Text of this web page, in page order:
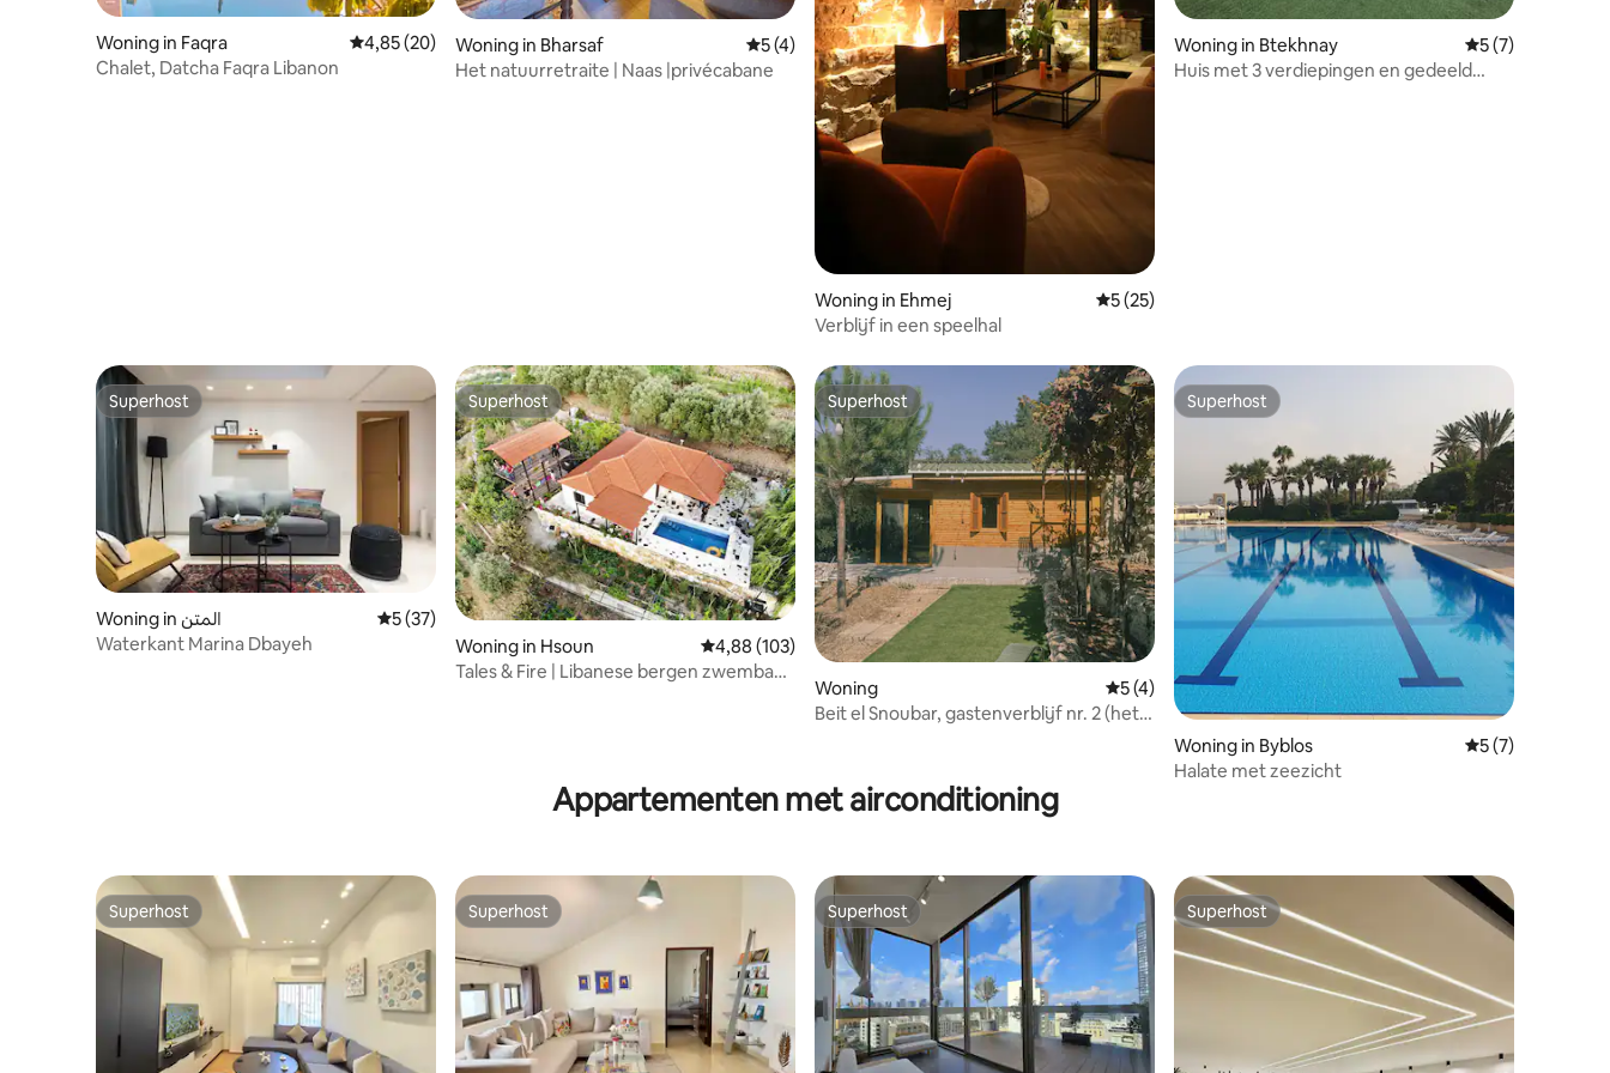
Woning in Faqra Gemiddelde beoordeling van 4,85 op 5, 20 recensies
4,85 (20)
Chalet, Datcha Faqra Libanon
Woning in Bharsaf Gemiddelde beoordeling van 5 op 5, 4 recensies
5 (4)
Het natuurretraite | Naas |privécabane
Woning in Ehmej Gemiddelde beoordeling van 5 op 5, 25 recensies
5 (25)
Verblijf in een speelhal
Woning in Btekhnay Gemiddelde
5 (7)
Huis met 3 verdiepingen en gedeeld
Superhost
Superhost
Woning in المتن Gemiddelde beoordeling van 5 op 5, 37 recensies
5 (37)
Waterkant Marina Dbayeh
Superhost
Superhost
Woning in Hsoun Gemiddelde beoordeling van 4,88 op 5, 103 recensies
4,88 (103)
Tales & Fire | Libanese bergen zwembad
Superhost
Superhost
Woning Gemiddelde beoordeling van 5 op 5, 4 recensies
5 (4)
Beit el Snoubar, gastenverblijf nr. 2 (het
Superhost
Superhost
Woning in Byblos Gemiddelde
5 (7)
Halate met zeezicht
Appartementen met airconditioning
Superhost
Superhost Superhost
Superhost Superhost
Superhost Superhost
Superhost